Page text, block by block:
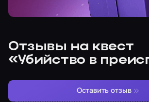
Отзывы на квест
«Убийство в
Оставить отзыв